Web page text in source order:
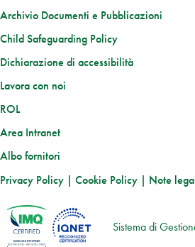
Archivio Documenti e Pubblicazioni
Child Safeguarding Policy
Dichiarazione di accessibilità
Lavora con noi
ROL
Area Intranet
Albo fornitori
Privacy Policy | Cookie Policy | Note
Sistema di